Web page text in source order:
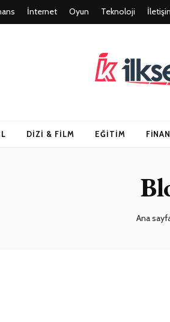
İnternet Oyun Teknoloji
DIZI & FILM EĞITIM
Ana